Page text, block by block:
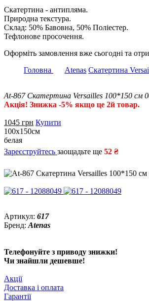
Скатертина - антипляма.
Природна текстура.
Склад: 50% Бавовна, 50% Поліестер.
Тефлонове просочення.
Оформіть замовлення вже сьогодні та
Головна
Atenas Скатертина
At-867 Скатертина Versailles 100*150 см
Акція! Знижка -5% якщо це 2й товар.
1045 грн Купити
100х150см
белая
Зареєструйтесь заощадьте ще 52 ₴
Артикул: 617
Бренд: Atenas
Телефонуйте з приводу знижки!
Чи знайшли дешевше!
Акції
Доставка і оплата
Гарантії